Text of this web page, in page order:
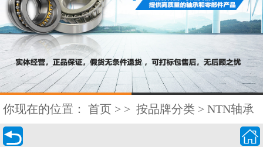
你现在的位置： 首页 > > 按品牌分类 > NTN轴承
 